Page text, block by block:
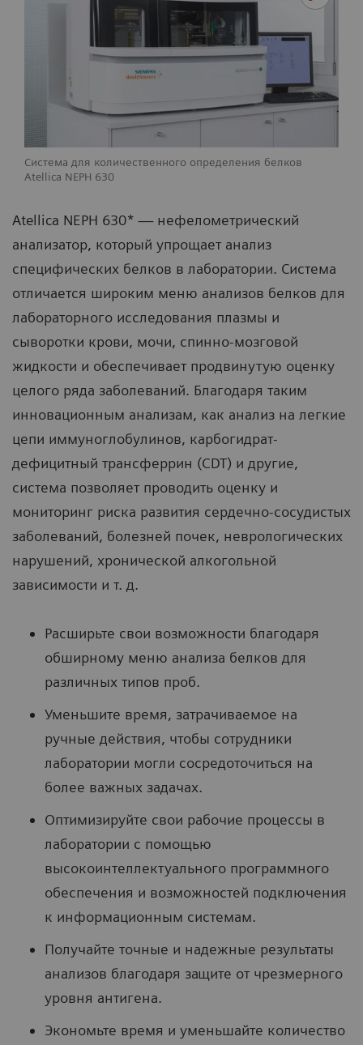
Система для количественного определения белков
Atellica NEPH 630
Atellica NEPH 630* — нефелометрический
анализатор, который упрощает анализ
специфических белков в лаборатории. Система
отличается широким меню анализов белков для
лабораторного исследования плазмы и
сыворотки крови, мочи, спинно-мозговой
жидкости и обеспечивает продвинутую оценку
целого ряда заболеваний. Благодаря таким
инновационным анализам, как анализ на легкие
цепи иммуноглобулинов, карбогидрат-
дефицитный трансферрин (CDT) и другие,
система позволяет проводить оценку и
мониторинг риска развития сердечно-сосудистых
заболеваний, болезней почек, неврологических
нарушений, хронической алкогольной
зависимости и т. д.
Расширьте свои возможности благодаря
обширному меню анализа белков для
различных типов проб.
Уменьшите время, затрачиваемое на
ручные действия, чтобы сотрудники
лаборатории могли сосредоточиться на
более важных задачах.
Оптимизируйте свои рабочие процессы в
лаборатории с помощью
высокоинтеллектуального программного
обеспечения и возможностей подключения
к информационным системам.
Получайте точные и надежные результаты
анализов благодаря защите от чрезмерного
уровня антигена.
Экономьте время и уменьшайте количество